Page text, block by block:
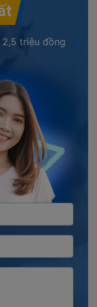
2,5 triệu đồng